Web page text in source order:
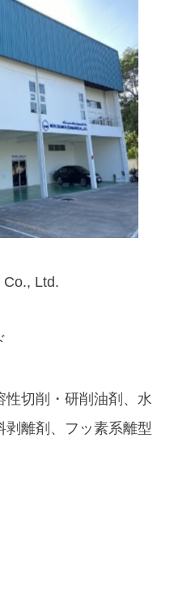
Ltd.
切削・研削油剤、水
離剤、フッ素系離型